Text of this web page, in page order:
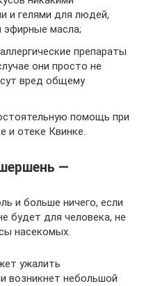
и гелями для людей,
масла;
препараты
они просто не
вред общему
помощь при
и отеке Квинке.
—
и больше ничего, если
будет для человека, не
насекомых.
ужалить
возникнет небольшой